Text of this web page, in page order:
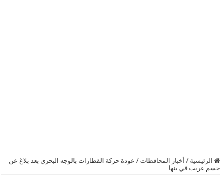
الرئيسية / أخبار المحافظات / عودة حركة القطارات بالوجه البحري بعد بلاغ عن
جسم غريب في بنها